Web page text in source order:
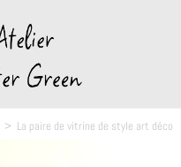
> La paire de vitrine de style art déco